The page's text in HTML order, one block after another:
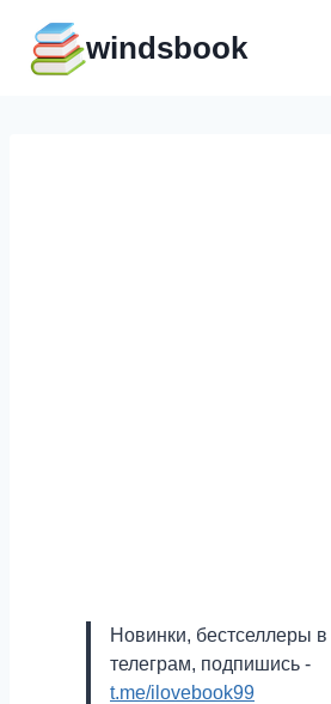
содержимому
windsbook
Новинки, бестселлеры
телеграм, подпишись -
t.me/ilovebook99